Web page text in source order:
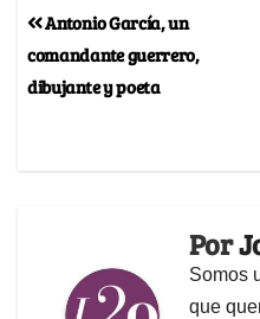
Antonio García, un
comandante guerrero,
dibujante y poeta
Por
Somos
que